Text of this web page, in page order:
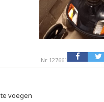
Nr 127661
voegen